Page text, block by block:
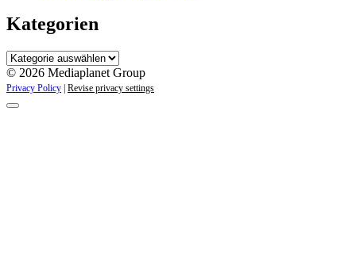
Kategorien
Kategorien
© 2026 Mediaplanet Group
Privacy Policy Revise privacy settings